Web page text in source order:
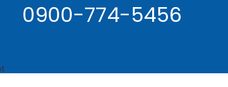
0900-774-5456